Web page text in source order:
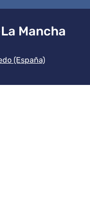
Mancha
(España)